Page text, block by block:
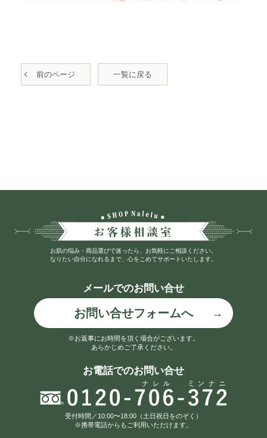
前のページ 一覧に戻る
お肌の悩み・商品選びで迷ったら、お気軽にご相談ください。
なりたい自分になれるまで、心をこめてサポートいたします。
メールでのお問い合せ
お問い合せフォームへ
※お返事にお時間を頂く場合がございます。
あらかじめご了承ください。
お電話でのお問い合せ
受付時間／10:00〜18:00（土日祝日をのぞく）
※携帯電話からもご利用いただけます。